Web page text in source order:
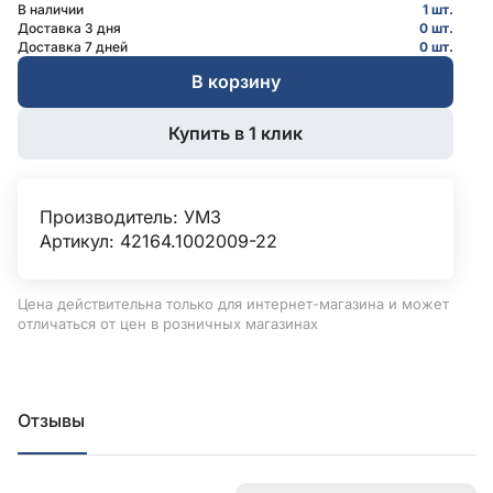
В наличии
1 шт.
Доставка 3 дня
0 шт.
Доставка 7 дней
0 шт.
В корзину
Купить в 1 клик
Производитель: УМЗ
Артикул: 42164.1002009-22
Цена действительна только для интернет-магазина и может
отличаться от цен в розничных магазинах
Отзывы